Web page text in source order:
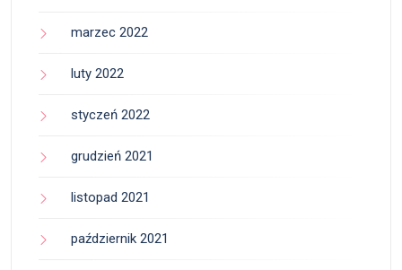
marzec 2022
luty 2022
styczeń 2022
grudzień 2021
listopad 2021
październik 2021